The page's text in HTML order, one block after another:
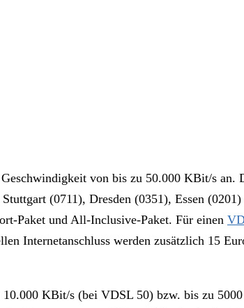
von bis zu 50.000 KBit/s an.
(0711), Dresden (0351), Essen
Paket und All-Inclusive-Paket. Für einen
Internetanschluss werden zusätzlich 15
10.000 KBit/s (bei VDSL 50) bzw. bis zu